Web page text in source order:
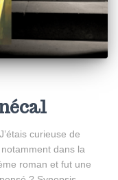
curieuse de
dans la
roman et fut une